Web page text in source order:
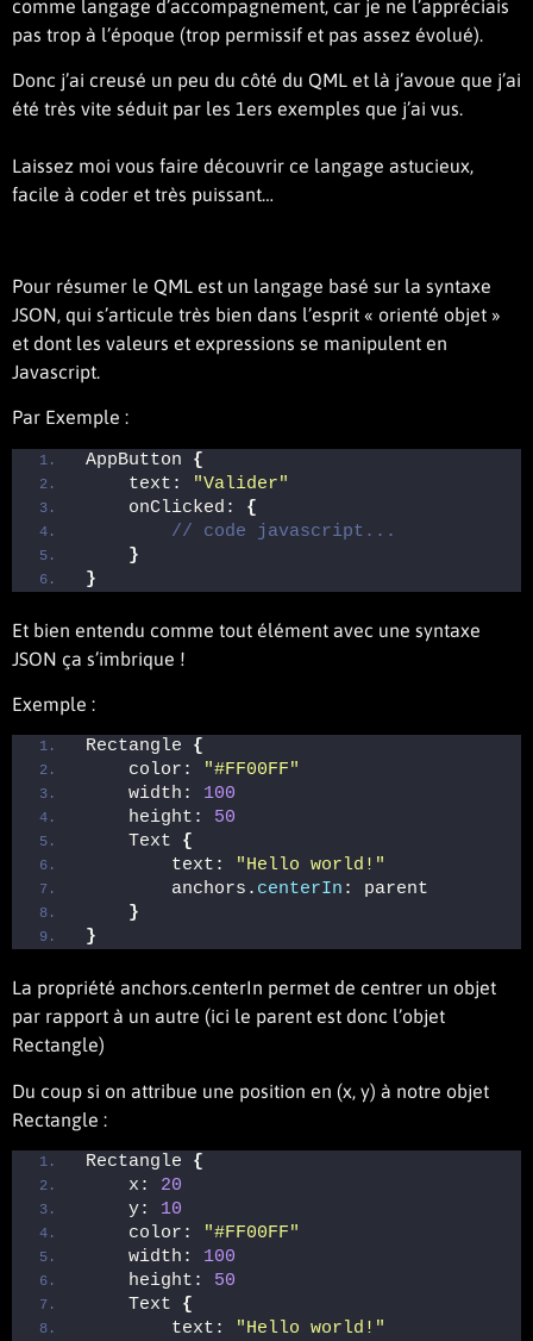
comme langage d’accompagnement, car je ne l’appréciais
pas trop à l’époque (trop permissif et pas assez évolué).
Donc j’ai creusé un peu du côté du QML et là j’avoue que j’ai
été très vite séduit par les 1ers exemples que j’ai vus.
Laissez moi vous faire découvrir ce langage astucieux,
facile à coder et très puissant…
Pour résumer le QML est un langage basé sur la syntaxe
JSON, qui s’articule très bien dans l’esprit « orienté objet »
et dont les valeurs et expressions se manipulent en
Javascript.
Par Exemple :
AppButton {
    text:
"Valider"
    onClicked:
{
// code javascript...
}
}
Et bien entendu comme tout élément avec une syntaxe
JSON ça s’imbrique !
Exemple :
Rectangle {
    color:
"#FF00FF"
    width:
100
    height:
50
    Text
{
        text:
"Hello world!"
        anchors.
centerIn : parent
}
}
La propriété anchors.centerIn permet de centrer un objet
par rapport à un autre (ici le parent est donc l’objet
Rectangle)
Du coup si on attribue une position en (x, y) à notre objet
Rectangle :
Rectangle {
    x:
20
    y:
10
    color:
"#FF00FF"
    width:
100
    height:
50
    Text
{
        text:
"Hello world!"